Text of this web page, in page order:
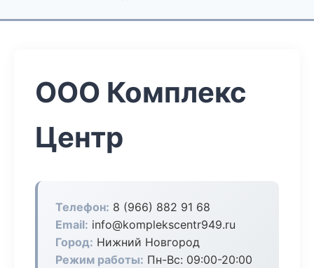
ООО Комплекс
Центр
Телефон: 8 (966) 882 91 68
Email: info@komplekscentr949.ru
Город: Нижний Новгород
Режим работы: Пн-Вс: 09:00-20:00